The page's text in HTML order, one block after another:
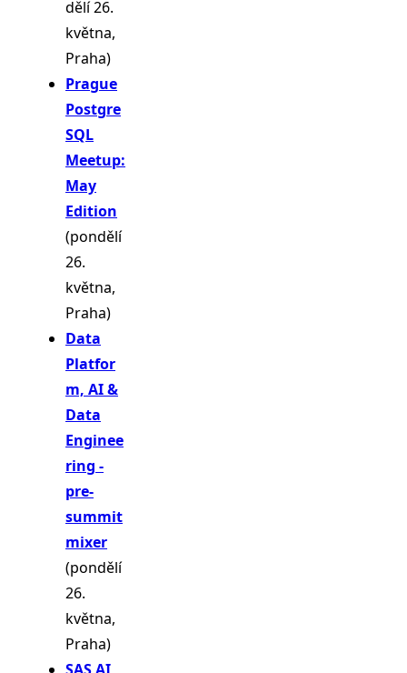
dělí 26.
května,
Praha)
Prague
Postgre
SQL
Meetup:
May
Edition
(pondělí
26.
května,
Praha)
Data
Platfor
m, AI &
Data
Enginee
ring -
pre-
summit
mixer
(pondělí
26.
května,
Praha)